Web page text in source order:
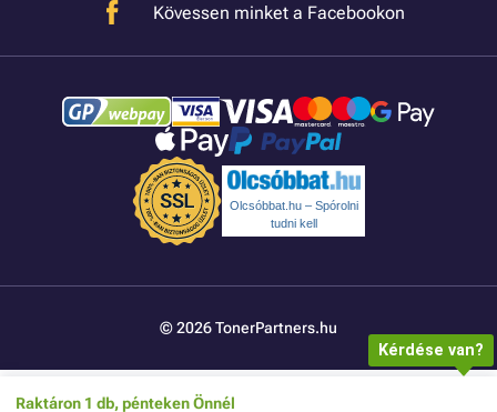
Raktáron 1 db, pénteken Önnél
Kövessen minket a Facebookon
Olcsóbbat.hu – Spórolni
tudni kell
© 2026 TonerPartners.hu
Kérdése van?